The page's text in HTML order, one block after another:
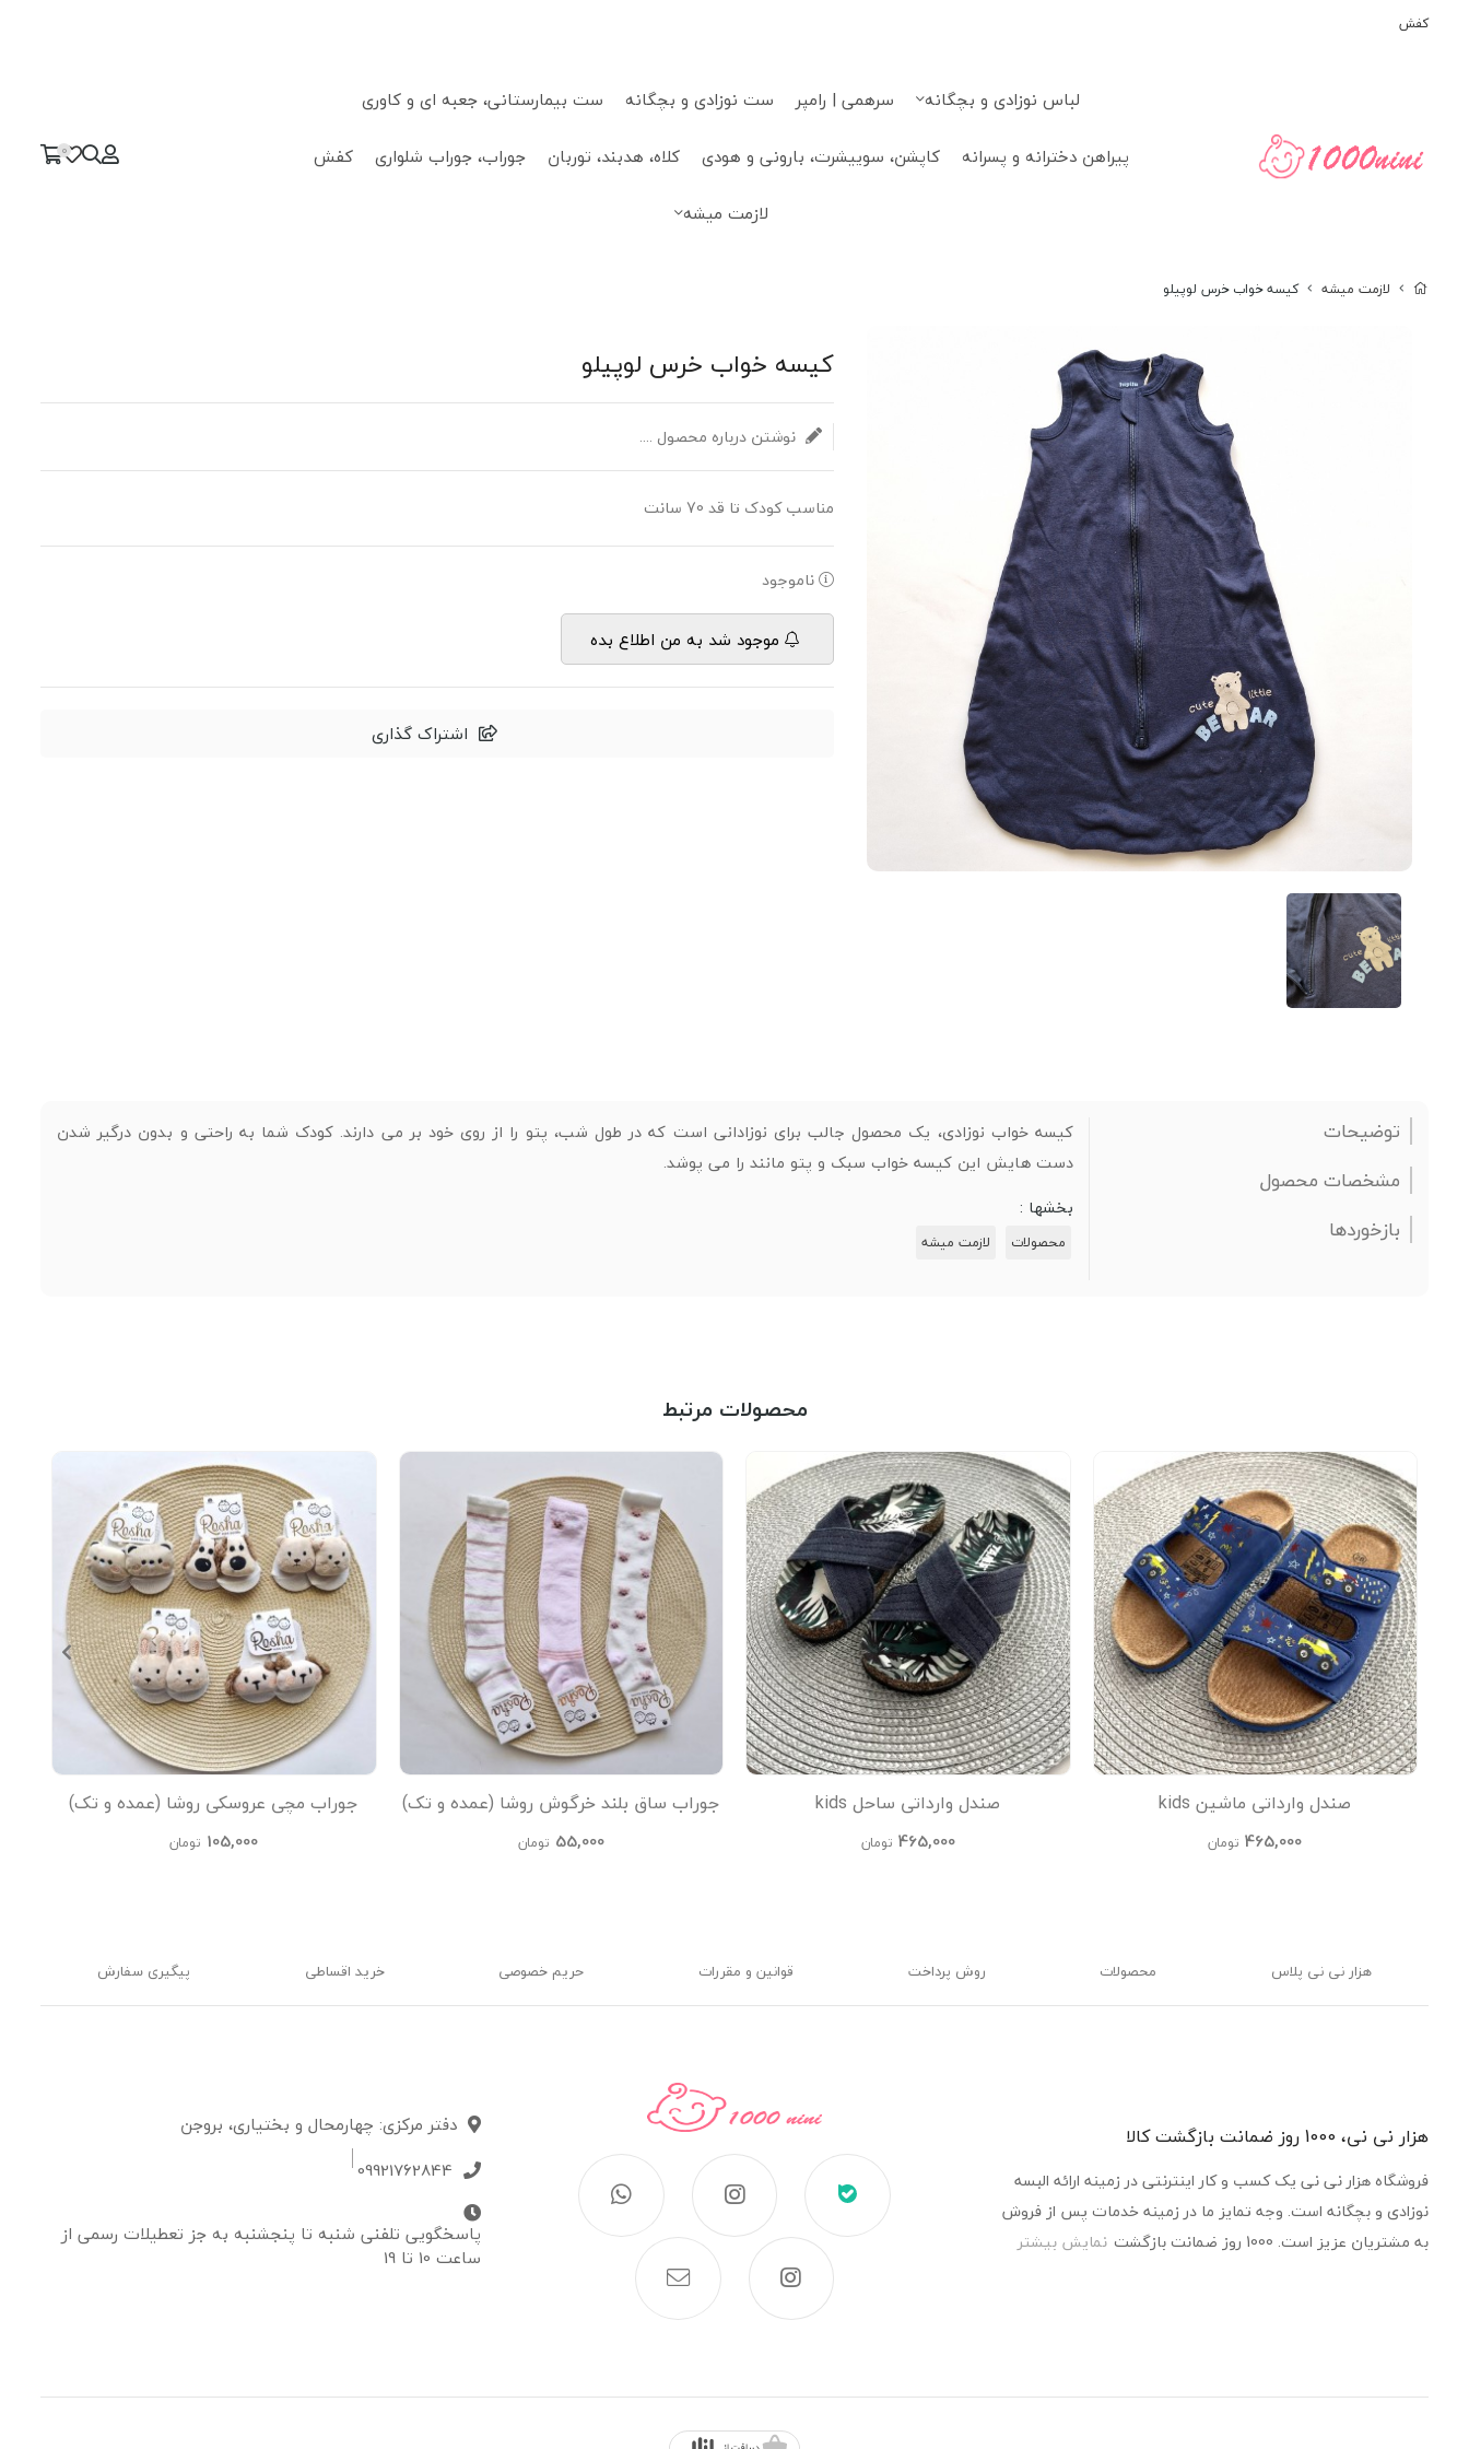
کفش
لباس نوزادی و بچگانه سرهمی | رامپر ست نوزادی و بچگانه
ست بیمارستانی، جعبه ای و کاوری
پیراهن دخترانه و پسرانه
کاپشن، سوییشرت، بارونی و هودی کلاه، هدبند، توربان جوراب، جوراب شلواری
کفش
لازمت میشه
0
لازمت میشه کیسه خواب خرس لوپیلو
کیسه خواب خرس لوپیلو
نوشتن درباره محصول ....
مناسب کودک تا قد 70 سانت
ناموجود
موجود شد به من اطلاع بده
اشتراک گذاری
توضیحات
مشخصات محصول
بازخوردها
کیسه خواب نوزادی، یک محصول جالب برای نوزادانی است که در طول شب، پتو را از روی خود بر می دارند. کودک شما به راحتی و بدون درگیر شدن
دست هایش این کیسه خواب سبک و پتو مانند را می پوشد.
بخشها :
محصولات لازمت میشه
محصولات مرتبط
صندل وارداتی ماشین kids
465,000 تومان
صندل وارداتی ساحل kids
465,000 تومان
جوراب ساق بلند خرگوش روشا (عمده و تک)
55,000 تومان
جوراب مچی عروسکی روشا (عمده و تک)
105,000 تومان
هزار نی نی پلاس محصولات روش پرداخت قوانین و مقررات حریم خصوصی خرید اقساطی پیگیری سفارش
هزار نی نی، 1000 روز ضمانت بازگشت کالا
فروشگاه هزار نی نی یک کسب و کار اینترنتی در زمینه ارائه البسه
نوزادی و بچگانه است. وجه تمایز ما در زمینه خدمات پس از فروش
به مشتریان عزیز است. 1000 روز ضمانت بازگشت
نمایش بیشتر
دفتر مرکزی: چهارمحال و بختیاری، بروجن
09921762844
پاسخگویی تلفنی شنبه تا پنجشنبه به جز تعطیلات رسمی از
ساعت 10 تا 19